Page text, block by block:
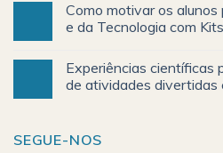
Como motivar os alunos
e da Tecnologia com
Experiências científicas
de atividades divertidas
SEGUE-NOS